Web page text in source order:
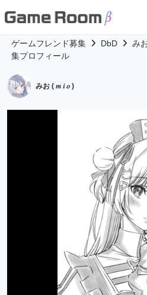
ゲームフレンド募集 DbD
み
集プロフィール
みお ( 𝑚 𝑖 𝑜 )